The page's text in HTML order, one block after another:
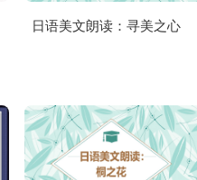
日语美文朗读：寻美之心